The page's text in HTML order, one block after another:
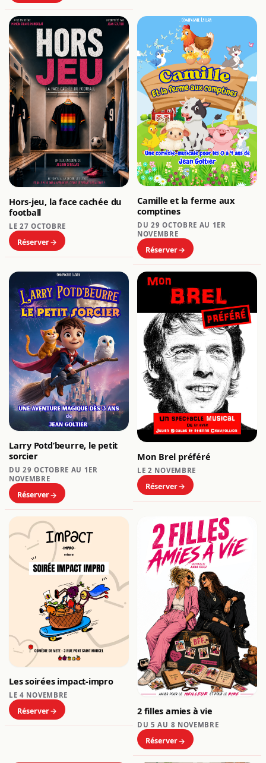
Hors-jeu, la face cachée du
football
LE 27 OCTOBRE
Réserver
Camille et la ferme aux
comptines
DU 29 OCTOBRE AU 1ER
NOVEMBRE
Réserver
Larry Potd’beurre, le petit
sorcier
DU 29 OCTOBRE AU 1ER
NOVEMBRE
Réserver
Mon Brel préféré
LE 2 NOVEMBRE
Réserver
Les soirées impact-impro
LE 4 NOVEMBRE
Réserver 2 filles amies à vie
DU 5 AU 8 NOVEMBRE
Réserver